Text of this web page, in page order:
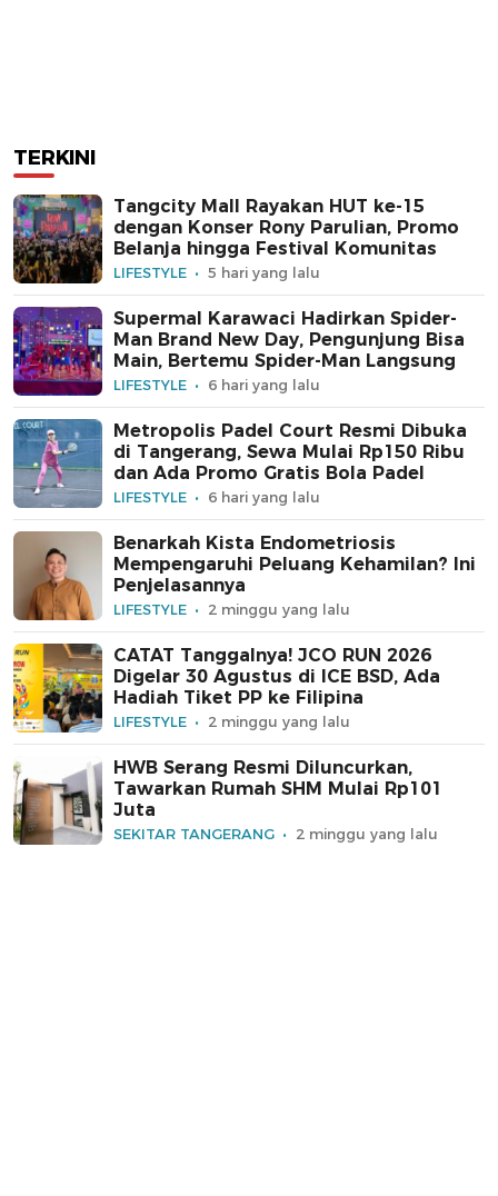
TERKINI
Tangcity Mall Rayakan HUT ke-15
dengan Konser Rony Parulian, Promo
Belanja hingga Festival Komunitas
LIFESTYLE 5 hari yang lalu
Supermal Karawaci Hadirkan Spider-
Man Brand New Day, Pengunjung Bisa
Main, Bertemu Spider-Man Langsung
LIFESTYLE 6 hari yang lalu
Metropolis Padel Court Resmi Dibuka
di Tangerang, Sewa Mulai Rp150 Ribu
dan Ada Promo Gratis Bola Padel
LIFESTYLE 6 hari yang lalu
Benarkah Kista Endometriosis
Mempengaruhi Peluang Kehamilan? Ini
Penjelasannya
LIFESTYLE 2 minggu yang lalu
CATAT Tanggalnya! JCO RUN 2026
Digelar 30 Agustus di ICE BSD, Ada
Hadiah Tiket PP ke Filipina
LIFESTYLE 2 minggu yang lalu
HWB Serang Resmi Diluncurkan,
Tawarkan Rumah SHM Mulai Rp101
Juta
SEKITAR TANGERANG 2 minggu yang lalu